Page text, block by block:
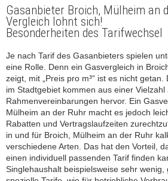
Gasanbieter Broich, Mülheim an
Vergleich lohnt sich!
Besonderheiten des Tarifwechsel
Je nach Tarif des Gasanbieters spielen
eine Rolle. Denn ein Gasvergleich in
zeigt, mit „Preis pro m³“ ist es nicht
im Stadtgebiet kommen aus einer Vielzahl
Rahmenvereinbarungen hervor. Ein
Mülheim an der Ruhr macht es jedoch
Rabatten und Vertragslaufzeiten
in und für Broich, Mülheim an der Ruhr
verschiedene Arten. Das hat den Vorteil,
einen individuell passenden Tarif finden
Singlehaushalt beispielsweise sehr